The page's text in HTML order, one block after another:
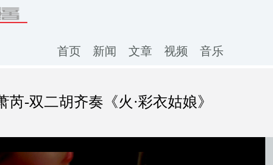
首页 新闻 文章 视频 音乐
芮-双二胡齐奏《火·彩衣姑娘》